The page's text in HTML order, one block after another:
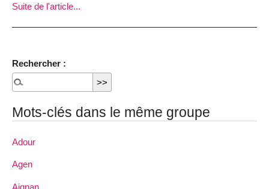
Suite de l'article...
Rechercher :
Mots-clés dans le même groupe
Adour
Agen
Aignan